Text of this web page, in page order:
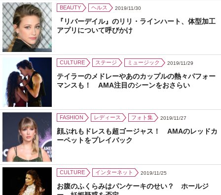
BEAUTY ヘルス 2019/11/30
『リバーデイル』のリリ・ラインハート、体型加工
アプリについて呼びかけ
CULTURE ステージ ミュージック 2019/11/29
テイラーのメドレーやあのカップルの熱々パフォー
マンスも！ AMA注目のシーンをおさらい
FASHION レディース フォト集 2019/11/27
顔ぶれもドレスも超ゴージャス！ AMAのレッドカ
ーペットをプレイバック
CULTURE インターネット 2019/11/25
お腹のふくらみはパンケーキのせい？ ホールジ